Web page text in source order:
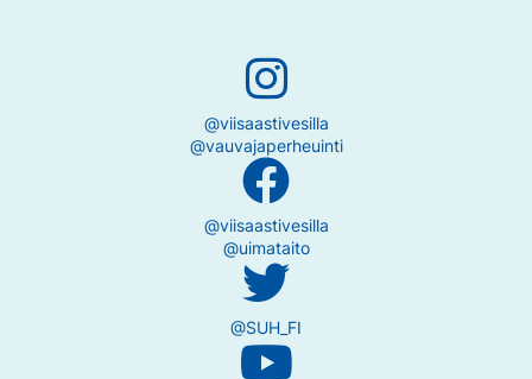
@viisaastivesilla
@vauvajaperheuinti
@viisaastivesilla
@uimataito
@SUH_FI